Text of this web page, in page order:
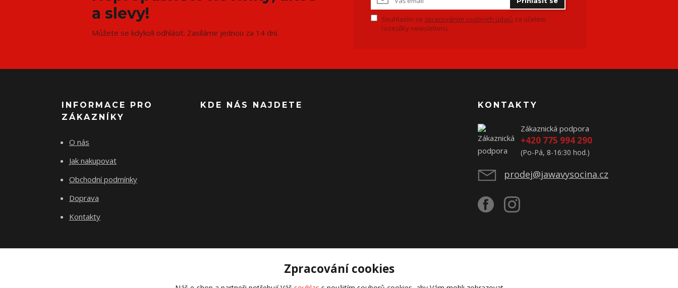
a slevy!
Můžete se kdykoli odhlásit. Zasíláme jednou za 14 dní.
Souhlasím se zpracováním osobních údajů za účelem
rozesílky newsletteru.
INFORMACE PRO
ZÁKAZNÍKY
O nás
Jak nakupovat
Obchodní podmínky
Doprava
Kontakty
KDE NÁS NAJDETE KONTAKTY
Zákaznická podpora
+420 775 994 290
(Po-Pá, 8-16:30 hod.)
prodej@jawavysocina.cz
Zpracování cookies